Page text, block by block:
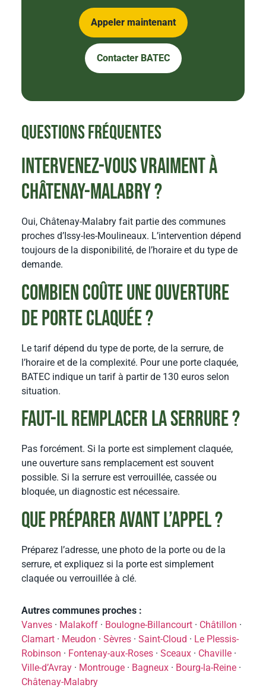
Appeler maintenant
Contacter BATEC
Questions fréquentes
Intervenez-vous vraiment à
Châtenay-Malabry ?
Oui, Châtenay-Malabry fait partie des communes
proches d’Issy-les-Moulineaux. L’intervention dépend
toujours de la disponibilité, de l’horaire et du type de
demande.
Combien coûte une ouverture
de porte claquée ?
Le tarif dépend du type de porte, de la serrure, de
l’horaire et de la complexité. Pour une porte claquée,
BATEC indique un tarif à partir de 130 euros selon
situation.
Faut-il remplacer la serrure ?
Pas forcément. Si la porte est simplement claquée,
une ouverture sans remplacement est souvent
possible. Si la serrure est verrouillée, cassée ou
bloquée, un diagnostic est nécessaire.
Que préparer avant l’appel ?
Préparez l’adresse, une photo de la porte ou de la
serrure, et expliquez si la porte est simplement
claquée ou verrouillée à clé.
Autres communes proches :
Vanves · Malakoff · Boulogne-Billancourt · Châtillon ·
Clamart · Meudon · Sèvres · Saint-Cloud · Le Plessis-
Robinson · Fontenay-aux-Roses · Sceaux · Chaville ·
Ville-d’Avray · Montrouge · Bagneux · Bourg-la-Reine ·
Châtenay-Malabry